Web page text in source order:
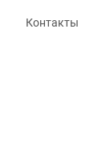
Контакты